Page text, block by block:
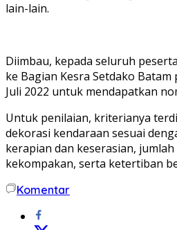
lain-lain.
Diimbau, kepada seluruh
ke Bagian Kesra Setdako
Juli 2022 untuk mendapatkan
Untuk penilaian, kriterianya
dekorasi kendaraan sesuai
kerapian dan keserasian,
kekompakan, serta ketertiban
Komentar